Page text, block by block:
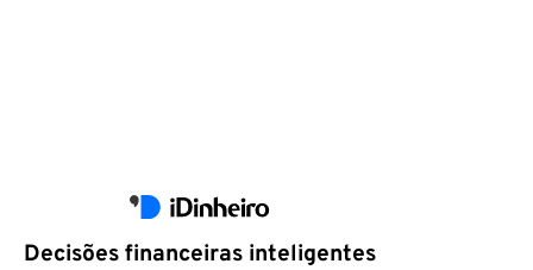
Decisões financeiras inteligentes